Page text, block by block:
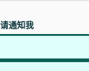
通知我